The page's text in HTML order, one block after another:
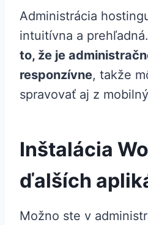
Administrácia
intuitívna a prehľadná.
to, že je
responzívne, takže
spravovať aj z
Inštalácia
ďalších
Možno ste v